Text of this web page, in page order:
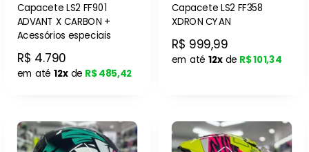
Capacete LS2 FF901
ADVANT X CARBON +
Acessórios especiais
R$ 4.790
em até 12xde R$ 485,42
Capacete LS2 FF358
XDRON CYAN
R$ 999,99
em até 12xde R$ 101,34